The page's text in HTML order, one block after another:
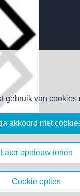
gebruik van cookies
akkoord met
later opnieuw tonen
cookie opties